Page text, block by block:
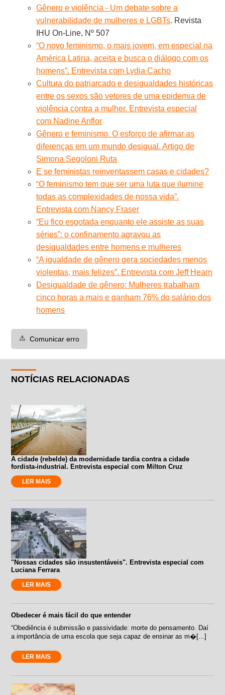
Gênero e violência - Um debate sobre a
vulnerabilidade de mulheres e LGBTs. Revista
IHU On-Line, Nº 507
“O novo feminismo, o mais jovem, em especial na
América Latina, aceita e busca o diálogo com os
homens”. Entrevista com Lydia Cacho
Cultura do patriarcado e desigualdades históricas
entre os sexos são vetores de uma epidemia de
violência contra a mulher. Entrevista especial
com Nadine Anflor
Gênero e feminismo. O esforço de afirmar as
diferenças em um mundo desigual. Artigo de
Simona Segoloni Ruta
E se feministas reinventassem casas e cidades?
“O feminismo tem que ser uma luta que ilumine
todas as complexidades de nossa vida”.
Entrevista com Nancy Fraser
“Eu fico esgotada enquanto ele assiste as suas
séries”: o confinamento agravou as
desigualdades entre homens e mulheres
“A igualdade de gênero gera sociedades menos
violentas, mais felizes”. Entrevista com Jeff Hearn
Desigualdade de gênero: Mulheres trabalham
cinco horas a mais e ganham 76% do salário dos
homens
⚠️ Comunicar erro
NOTÍCIAS RELACIONADAS
A cidade (rebelde) da modernidade tardia contra a cidade
fordista-industrial. Entrevista especial com Milton Cruz
LER MAIS
"Nossas cidades são insustentáveis". Entrevista especial com
Luciana Ferrara
LER MAIS
Obedecer é mais fácil do que entender
“Obediência é submissão e passividade: morte do pensamento. Daí
a importância de uma escola que seja capaz de ensinar as m�[...]
LER MAIS